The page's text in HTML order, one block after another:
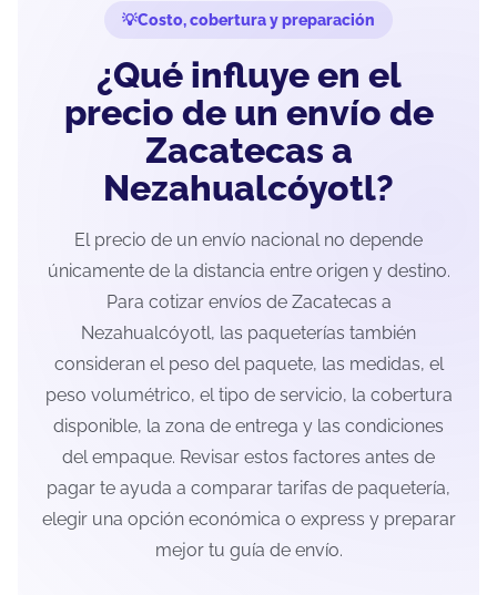
Costo, cobertura y preparación
¿Qué influye en el
precio de un envío de
Zacatecas a
Nezahualcóyotl?
El precio de un envío nacional no depende
únicamente de la distancia entre origen y destino.
Para cotizar envíos de Zacatecas a
Nezahualcóyotl, las paqueterías también
consideran el peso del paquete, las medidas, el
peso volumétrico, el tipo de servicio, la cobertura
disponible, la zona de entrega y las condiciones
del empaque. Revisar estos factores antes de
pagar te ayuda a comparar tarifas de paquetería,
elegir una opción económica o express y preparar
mejor tu guía de envío.